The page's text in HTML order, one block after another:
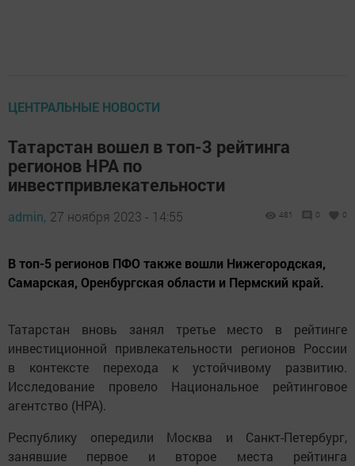
ЦЕНТРАЛЬНЫЕ НОВОСТИ
Татарстан вошел в топ-3 рейтинга
регионов НРА по
инвестпривлекательности
admin, 27 ноября 2023 - 14:55 481 0 0
В топ-5 регионов ПФО также вошли Нижегородская,
Самарская, Оренбургская области и Пермский край.
Татарстан вновь занял третье место в рейтинге
инвестиционной привлекательности регионов России
в контексте перехода к устойчивому развитию.
Исследование провело Национальное рейтинговое
агентство (НРА).
Республику опередили Москва и Санкт-Петербург,
занявшие первое и второе места рейтинга